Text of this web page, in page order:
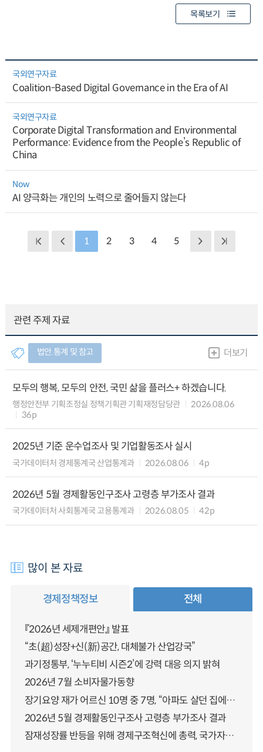
목록보기
국외연구자료
Coalition-Based Digital Governance in the Era of AI
국외연구자료
Corporate Digital Transformation and Environmental
Performance: Evidence from the People’s Republic of
China
Now
AI 양극화는 개인의 노력으로 줄어들지 않는다
1 2 3 4 5
관련 주제 자료
법안.통계 및 참고 더보기
모두의 행복, 모두의 안전, 국민 삶을 플러스+ 하겠습니다.
행정안전부 기획조정실 정책기획관 기획재정담당관
2026.08.06
36p
2025년 기준 운수업조사 및 기업활동조사 실시
국가데이터처 경제통계국 산업통계과 2026.08.06 4p
2026년 5월 경제활동인구조사 고령층 부가조사 결과
국가데이터처 사회통계국 고용통계과 2026.08.05 42p
많이 본 자료
경제정책정보 전체
『2026년 세제개편안』 발표
“초(超)성장+신(新)공간, 대체불가 산업강국”
과기정통부, ‘누누티비 시즌2’에 강력 대응 의지 밝혀
2026년 7월 소비자물가동향
장기요양 재가 어르신 10명 중 7명, “아파도 살던 집에서 살겠다” 「2025년 장기요양실태조사」 결과 발표
2026년 5월 경제활동인구조사 고령층 부가조사 결과
잠재성장률 반등을 위해 경제구조혁신에 총력, 국가자산 관리체계 대전환